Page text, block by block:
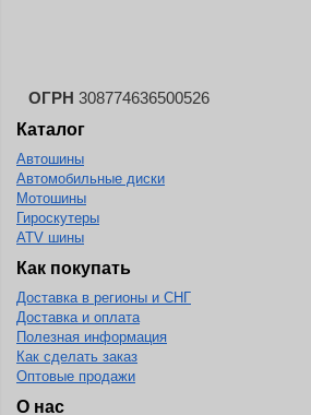
ОГРН 308774636500526
Каталог
Автошины
Автомобильные диски
Мотошины
Гироскутеры
ATV шины
Как покупать
Доставка в регионы и СНГ
Доставка и оплата
Полезная информация
Как сделать заказ
Оптовые продажи
О нас